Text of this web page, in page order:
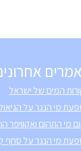
המים של ישראל
מי הנגר על
מי התהום ואקוויפר
מי הנגר על סחף